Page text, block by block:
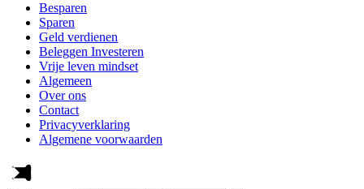
Besparen
Sparen
Geld verdienen
Beleggen Investeren
Vrije leven mindset
Algemeen
Over ons
Contact
Privacyverklaring
Algemene voorwaarden